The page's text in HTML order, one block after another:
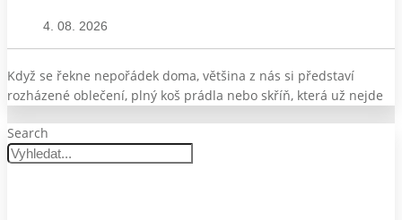
4. 08. 2026
Když se řekne nepořádek doma, většina z nás si představí
rozházené oblečení, plný koš prádla nebo skříň, která už nejde
Search